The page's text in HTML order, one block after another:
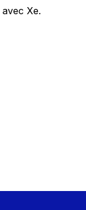
Xe.